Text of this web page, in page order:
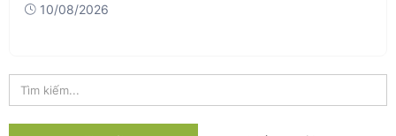
2026